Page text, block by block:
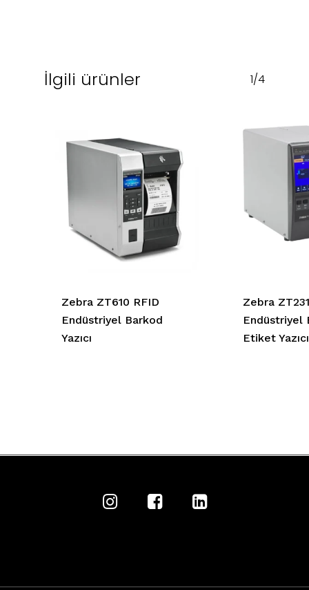
İlgili ürünler 1/4
Zebra ZT610 RFID
Endüstriyel Barkod
Yazıcı
Zebra ZT231
Endüstriyel
Etiket Yazıcı